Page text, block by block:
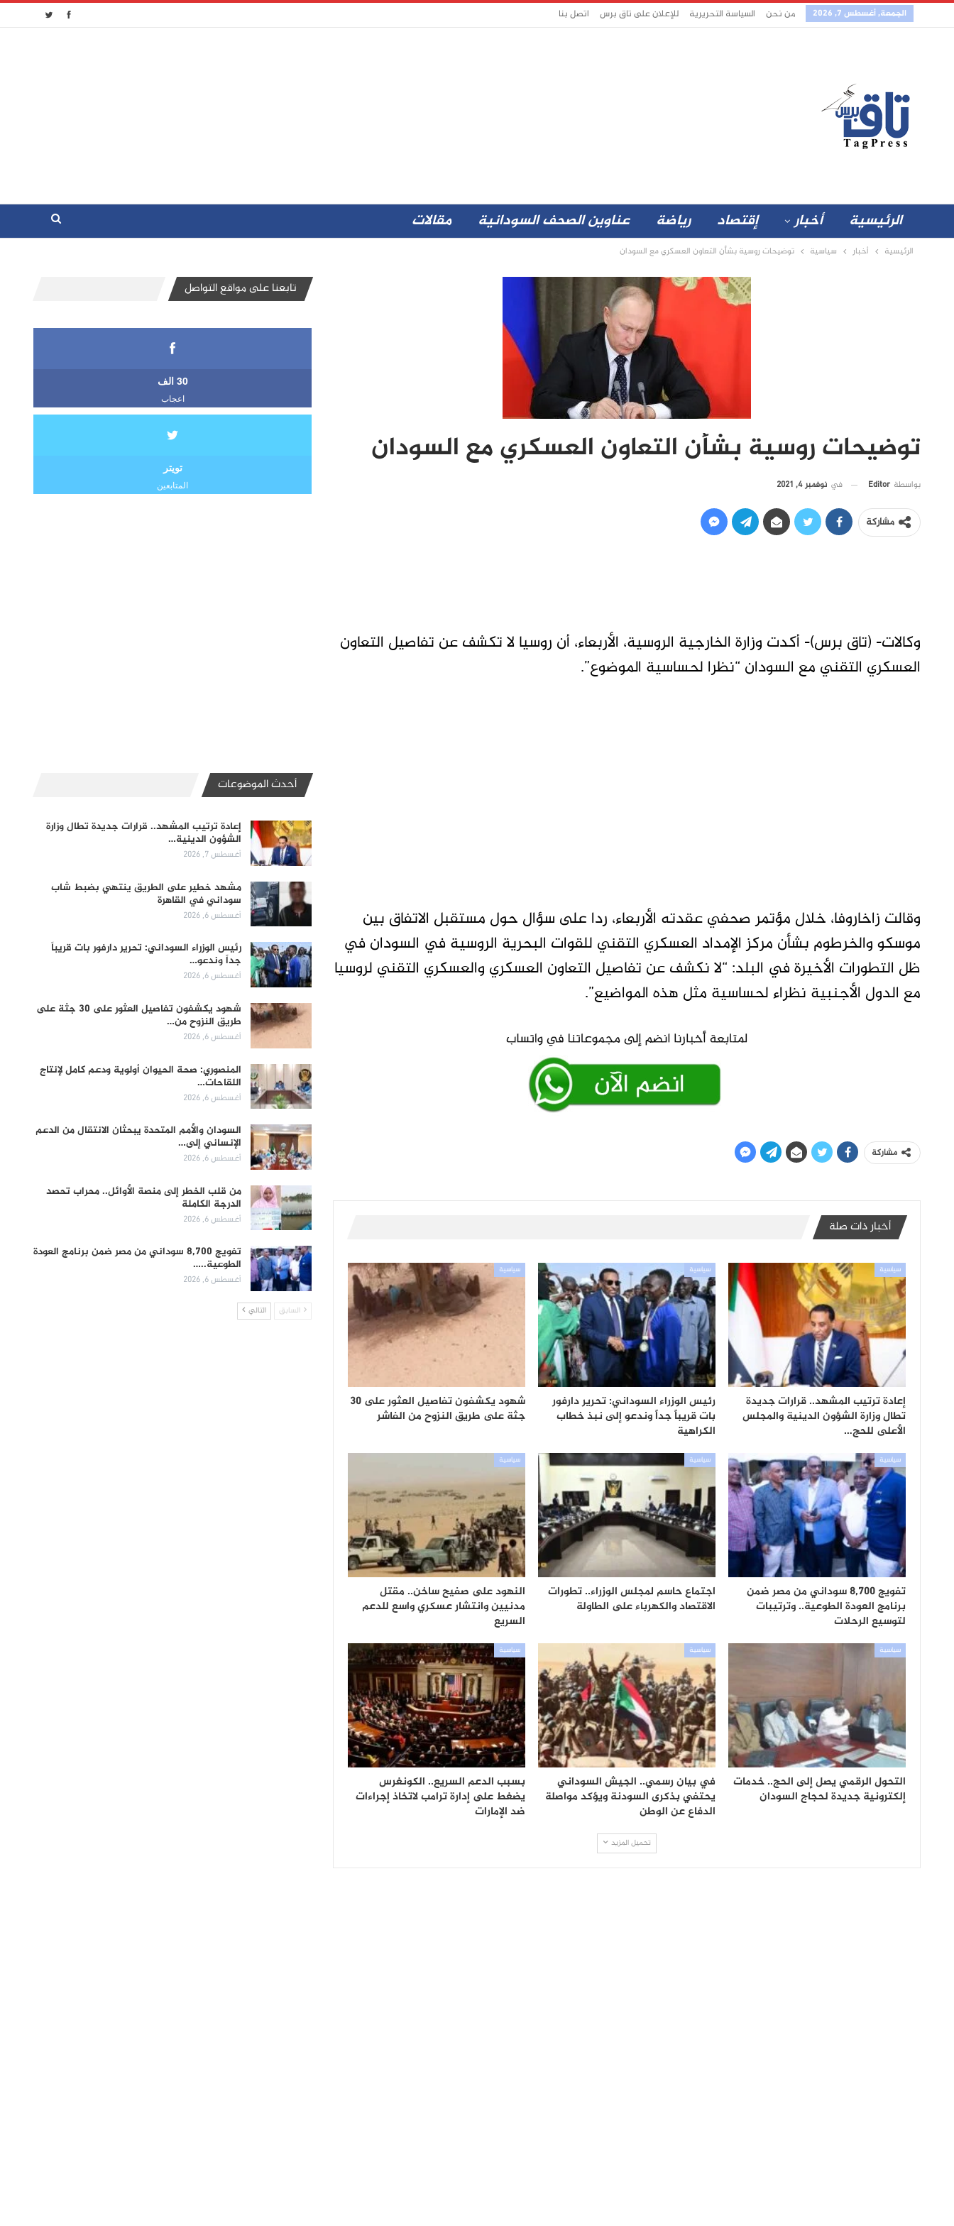
الجمعة, أغسطس 7, 2026 من نحن السياسة التحريرية للإعلان على تاق برس اتصل بنا
الرئيسية أخبار إقتصاد رياضة عناوين الصحف السودانية مقالات
الرئيسية أخبار سياسية توضيحات روسية بشأن التعاون العسكري مع السودان
توضيحات روسية بشأن التعاون العسكري مع السودان
بواسطة Editor في نوفمبر 4, 2021
مشاركة
وكالات- (تاق برس)- أكدت وزارة الخارجية الروسية، الأربعاء، أن روسيا لا تكشف عن تفاصيل التعاون
العسكري التقني مع السودان “نظرا لحساسية الموضوع”.
وقالت زاخاروفا، خلال مؤتمر صحفي عقدته الأربعاء، ردا على سؤال حول مستقبل الاتفاق بين
موسكو والخرطوم بشأن مركز الإمداد العسكري التقني للقوات البحرية الروسية في السودان في
ظل التطورات الأخيرة في البلد: “لا نكشف عن تفاصيل التعاون العسكري والعسكري التقني لروسيا
مع الدول الأجنبية نظراء لحساسية مثل هذه المواضيع”.
مشاركة
أخبار ذات صلة
سياسية
إعادة ترتيب المشهد.. قرارات جديدة
تطال وزارة الشؤون الدينية والمجلس
الأعلى للحج…
سياسية
رئيس الوزراء السوداني: تحرير دارفور
بات قريباً جداً وندعو إلى نبذ خطاب
الكراهية
سياسية
شهود يكشفون تفاصيل العثور على 30
جثة على طريق النزوح من الفاشر
سياسية
تفويج 8,700 سوداني من مصر ضمن
برنامج العودة الطوعية.. وترتيبات
لتوسيع الرحلات
سياسية
اجتماع حاسم لمجلس الوزراء.. تطورات
الاقتصاد والكهرباء على الطاولة
سياسية
النهود على صفيح ساخن.. مقتل
مدنيين وانتشار عسكري واسع للدعم
السريع
سياسية
التحول الرقمي يصل إلى الحج.. خدمات
إلكترونية جديدة لحجاج السودان
سياسية
في بيان رسمي.. الجيش السوداني
يحتفي بذكرى السودنة ويؤكد مواصلة
الدفاع عن الوطن
سياسية
بسبب الدعم السريع.. الكونغرس
يضغط على إدارة ترامب لاتخاذ إجراءات
ضد الإمارات
تحميل المزيد
تابعنا على مواقع التواصل
30 الف
اعجاب
تويتر
المتابعين
أحدث الموضوعات
إعادة ترتيب المشهد.. قرارات جديدة تطال وزارة
الشؤون الدينية…
أغسطس 7, 2026
مشهد خطير على الطريق ينتهي بضبط شاب
سوداني في القاهرة
أغسطس 6, 2026
رئيس الوزراء السوداني: تحرير دارفور بات قريباً
جداً وندعو…
أغسطس 6, 2026
شهود يكشفون تفاصيل العثور على 30 جثة على
طريق النزوح من…
أغسطس 6, 2026
المنصوري: صحة الحيوان أولوية ودعم كامل لإنتاج
اللقاحات…
أغسطس 6, 2026
السودان والأمم المتحدة يبحثان الانتقال من الدعم
الإنساني إلى…
أغسطس 6, 2026
من قلب الخطر إلى منصة الأوائل.. محراب تحصد
الدرجة الكاملة
أغسطس 6, 2026
تفويج 8,700 سوداني من مصر ضمن برنامج العودة
الطوعية..…
أغسطس 6, 2026
السابق التالي